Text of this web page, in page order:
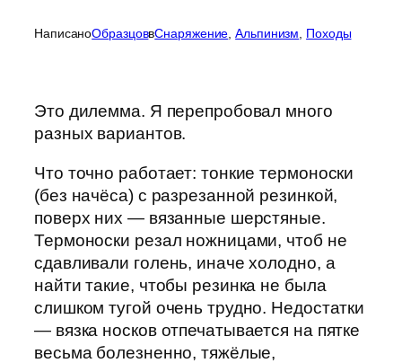
НаписаноОбразцоввCнаряжение, Альпинизм, Походы
Это дилемма. Я перепробовал много
разных вариантов.
Что точно работает: тонкие термоноски
(без начёса) с разрезанной резинкой,
поверх них — вязанные шерстяные.
Термоноски резал ножницами, чтоб не
сдавливали голень, иначе холодно, а
найти такие, чтобы резинка не была
слишком тугой очень трудно. Недостатки
— вязка носков отпечатывается на пятке
весьма болезненно, тяжёлые,